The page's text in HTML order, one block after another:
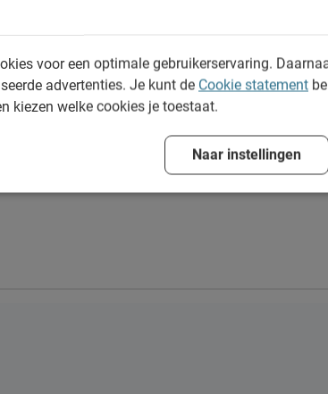
voor een optimale gebruikerservaring.
advertenties. Je kunt de Cookie statement
kiezen welke cookies je toestaat.
Naar instellingen